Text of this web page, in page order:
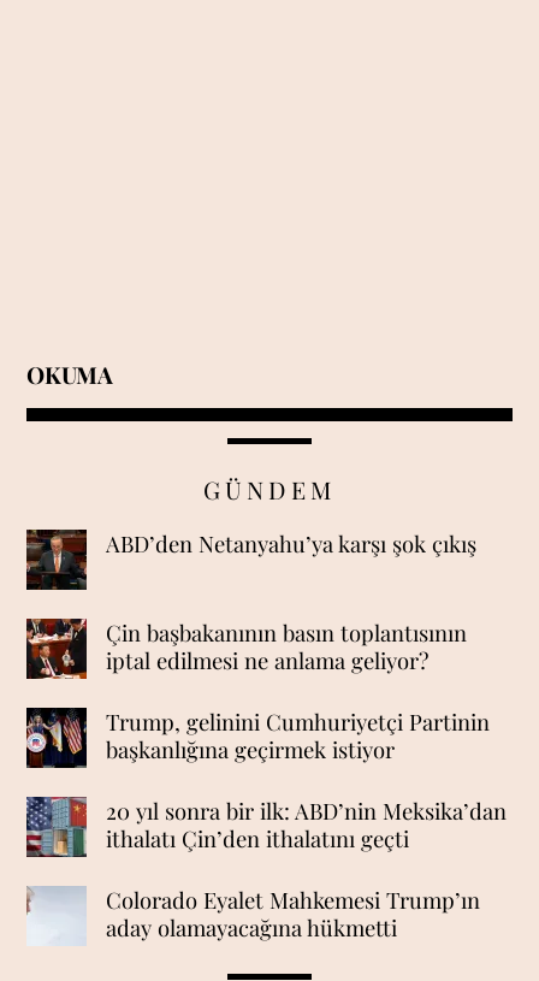
OKUMA
GÜNDEM
ABD’den Netanyahu’ya karşı şok çıkış
Çin başbakanının basın toplantısının
iptal edilmesi ne anlama geliyor?
Trump, gelinini Cumhuriyetçi Partinin
başkanlığına geçirmek istiyor
20 yıl sonra bir ilk: ABD’nin Meksika’dan
ithalatı Çin’den ithalatını geçti
Colorado Eyalet Mahkemesi Trump’ın
aday olamayacağına hükmetti